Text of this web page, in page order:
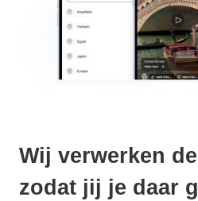
Wij verwerken
zodat jij je daar